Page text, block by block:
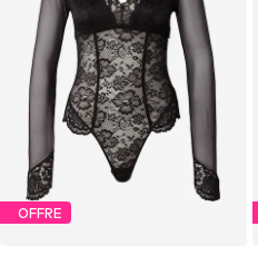
OFFRE